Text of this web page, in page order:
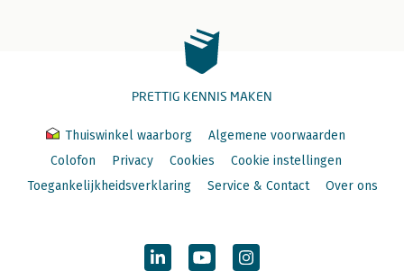
PRETTIG KENNIS MAKEN
Thuiswinkel waarborg
Algemene voorwaarden
Colofon
Privacy Cookies
Cookie instellingen
Toegankelijkheidsverklaring
Service & Contact Over ons